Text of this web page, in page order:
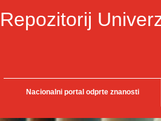
Repozitorij
Nacionalni portal odprte znanosti